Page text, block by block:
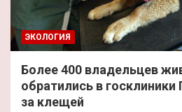
ЭКОЛОГИЯ
Более 400 владельцев
обратились в
за клещей